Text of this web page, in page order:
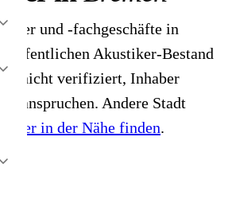
und -fachgeschäfte in
öffentlichen Akustiker-Bestand
nicht verifiziert, Inhaber
beanspruchen. Andere Stadt
in der Nähe finden.